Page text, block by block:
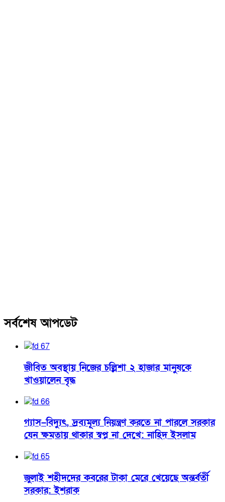
সর্বশেষ আপডেট
জীবিত অবস্থায় নিজের চল্লিশা ২ হাজার মানুষকে
খাওয়ালেন বৃদ্ধ
গ্যাস–বিদ্যুৎ, দ্রব্যমূল্য নিয়ন্ত্রণ করতে না পারলে সরকার
যেন ক্ষমতায় থাকার স্বপ্ন না দেখে: নাহিদ ইসলাম
জুলাই শহীদদের কবরের টাকা মেরে খেয়েছে অন্তর্বর্তী
সরকার: ইশরাক